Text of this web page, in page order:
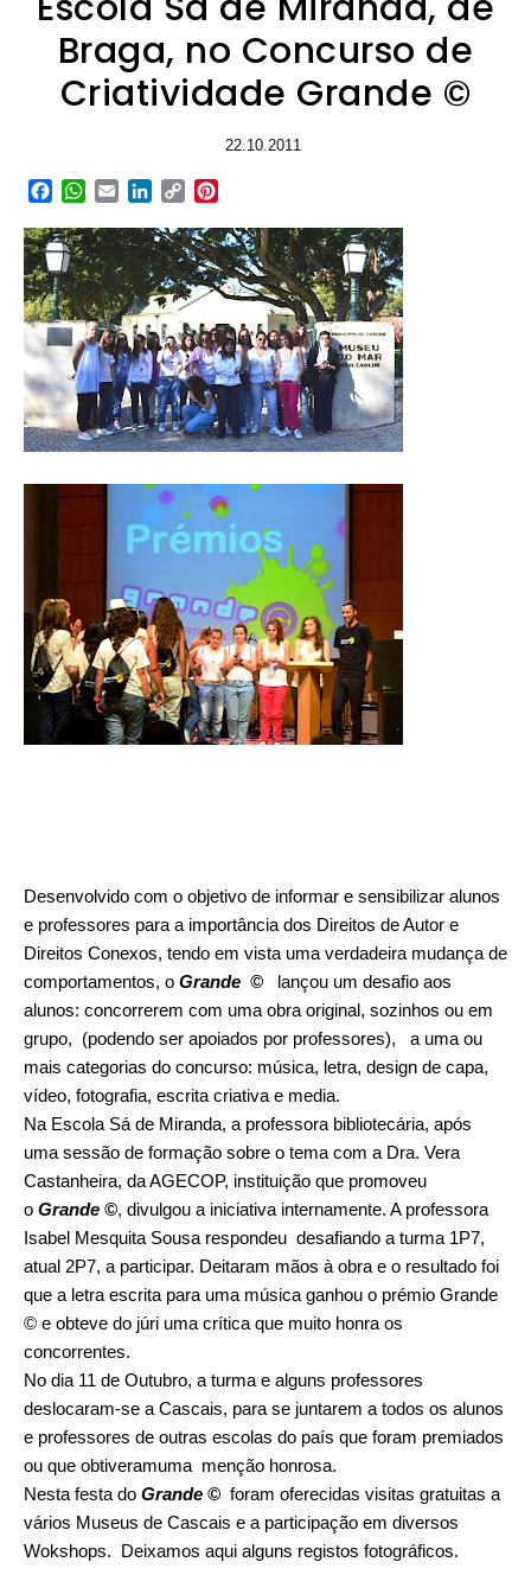
Braga, no Concurso de
Criatividade Grande ©
22.10.2011
Facebook
WhatsApp
EmailLinkedIn
Copy
Desenvolvido com o objetivo de informar e sensibilizar alunos
e professores para a importância dos Direitos de Autor e
Direitos Conexos, tendo em vista uma verdadeira mudança de
comportamentos, o Grande ©
lançou um desafio aos
alunos: concorrerem com uma obra original, sozinhos ou em
grupo, (podendo ser apoiados por professores), a uma ou
mais categorias do concurso: música, letra, design de capa,
vídeo, fotografia, escrita criativa e media.
Na Escola Sá de Miranda, a professora bibliotecária, após
uma sessão de formação sobre o tema com a Dra. Vera
Castanheira, da AGECOP, instituição que promoveu
o Grande ©, divulgou a iniciativa internamente. A professora
Isabel Mesquita Sousa respondeu desafiando a turma 1P7,
atual 2P7, a participar. Deitaram mãos à obra e o resultado foi
que a letra escrita para uma música ganhou o prémio Grande
© e obteve do júri uma crítica que muito honra os
concorrentes.
No dia 11 de Outubro, a turma e alguns professores
deslocaram-se a Cascais, para se juntarem a todos os alunos
e professores de outras escolas do país que foram premiados
ou que obtiveramuma menção honrosa.
Nesta festa do Grande © foram oferecidas visitas gratuitas a
vários Museus de Cascais e a participação em diversos
Wokshops. Deixamos aqui alguns registos fotográficos.